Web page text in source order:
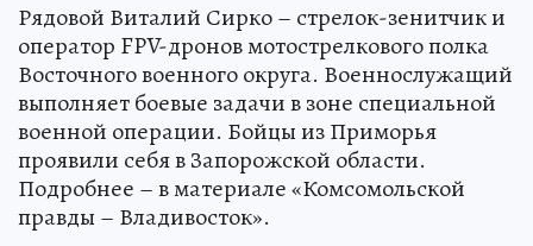
Рядовой Виталий Сирко – стрелок-зенитчик и
оператор FPV-дронов мотострелкового полка
Восточного военного округа. Военнослужащий
выполняет боевые задачи в зоне специальной
военной операции. Бойцы из Приморья
проявили себя в Запорожской области.
Подробнее – в материале «Комсомольской
правды – Владивосток».